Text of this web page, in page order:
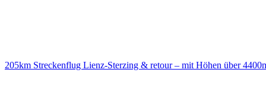
205km Streckenflug Lienz-Sterzing & retour – mit Höhen über